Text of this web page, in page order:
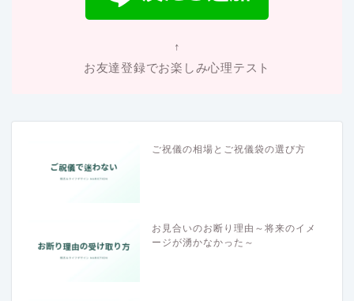
↑
お友達登録でお楽しみ心理テスト
ご祝儀の相場とご祝儀袋の選び方
お見合いのお断り理由～将来のイメ
ージが湧かなかった～